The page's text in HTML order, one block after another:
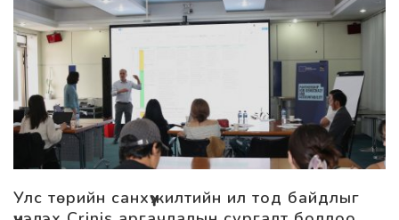
Улс төрийн санхүүжилтийн ил тод байдлыг